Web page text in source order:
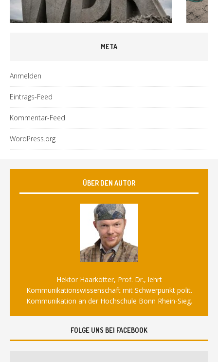
META
Anmelden
Eintrags-Feed
Kommentar-Feed
WordPress.org
ÜBER DEN AUTOR
Hektor Haarkötter, Prof. Dr., lehrt
Kommunikationswissenschaft mit Schwerpunkt polit.
Kommunikation an der Hochschule Bonn Rhein-Sieg.
FOLGE UNS BEI FACEBOOK